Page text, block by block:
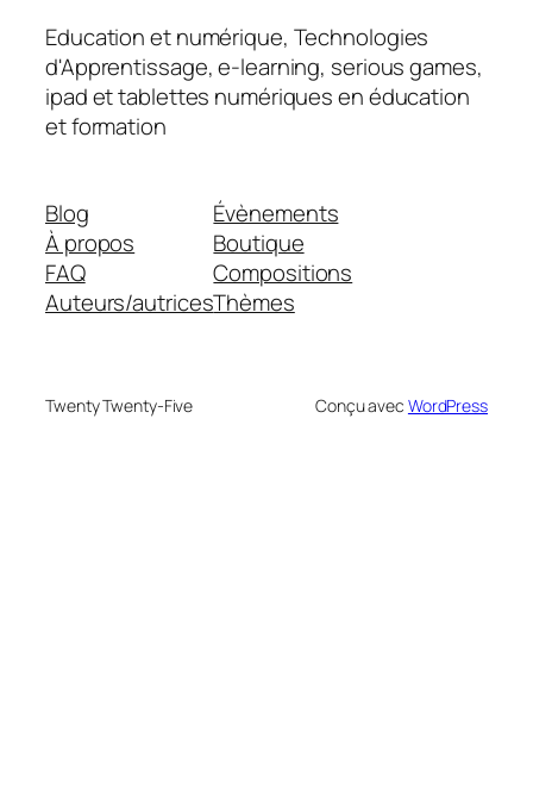
Education et numérique, Technologies
d'Apprentissage, e-learning, serious games,
ipad et tablettes numériques en éducation
et formation
Blog
À propos
FAQ
Auteurs/autrices
Évènements
Boutique
Compositions
Thèmes
Twenty Twenty-Five Conçu avec WordPress